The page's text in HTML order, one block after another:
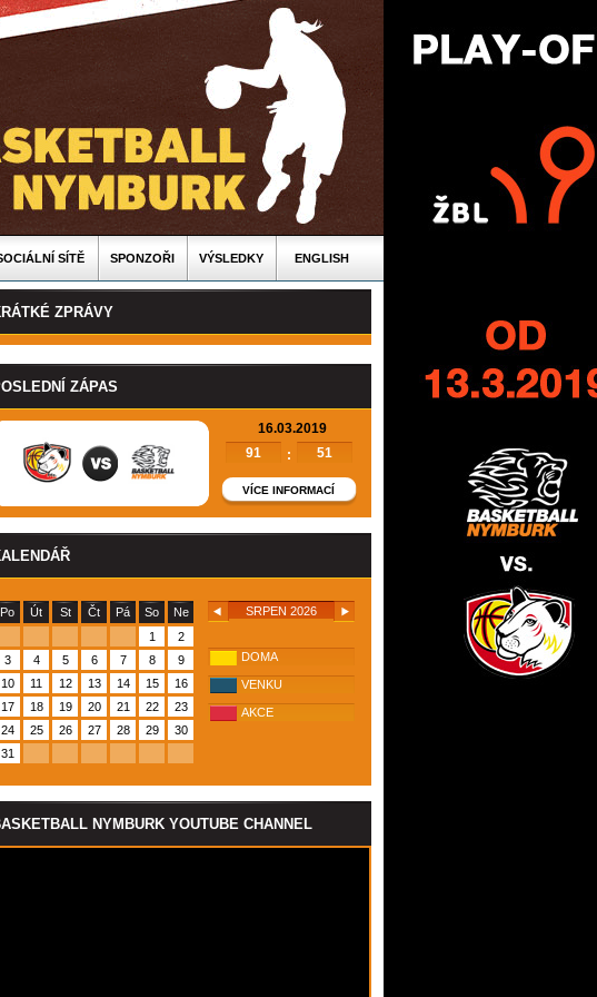
SÍTĚ SPONZOŘI VÝSLEDKY ENGLISH
ZPRÁVY
ZÁPAS
16.03.2019
91
: 51
VÍCE INFORMACÍ
SRPEN 2026
DOMA
VENKU
AKCE
Po Út St Čt Pá So
Ne
1
2
3
4 5 6 7 8
9
10
11 12 13 14 15
16
17
18 19 20 21 22
23
24
25 26 27 28 29
30
31
NYMBURK YOUTUBE CHANNEL